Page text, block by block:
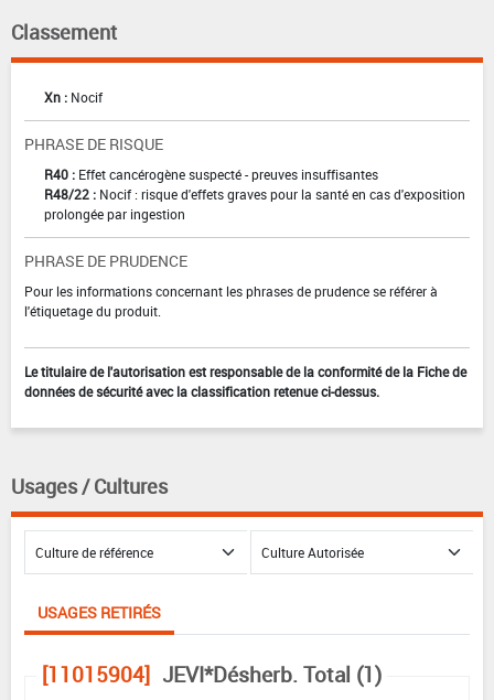
Classement
Xn : Nocif
PHRASE DE RISQUE
R40 : Effet cancérogène suspecté - preuves insuffisantes
R48/22 : Nocif : risque d'effets graves pour la santé en cas d'exposition
prolongée par ingestion
PHRASE DE PRUDENCE
Pour les informations concernant les phrases de prudence se référer à
l'étiquetage du produit.
Le titulaire de l'autorisation est responsable de la conformité de la Fiche de
données de sécurité avec la classification retenue ci-dessus.
Usages / Cultures
USAGES RETIRÉS
[11015904] JEVI*Désherb. Total (1)